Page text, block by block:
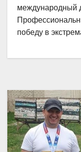
международный
победу в